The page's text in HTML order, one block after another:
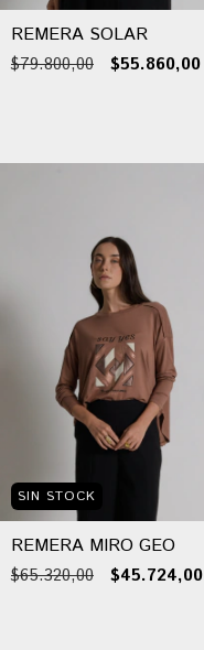
REMERA SOLAR
$79.800,00 $55.860,00
SIN STOCK
REMERA MIRO GEO
$65.320,00 $45.724,00